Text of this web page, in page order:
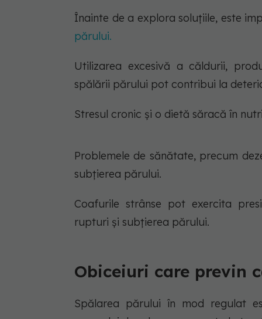
Înainte de a explora soluțiile, este
părului.
Utilizarea excesivă a căldurii,
spălării părului pot contribui la
Stresul cronic și o dietă săracă în
Problemele de sănătate, precum
subțierea părului.
Coafurile strânse pot exercita
rupturi și subțierea părului.
Obiceiuri care previn
Spălarea părului în mod regulat